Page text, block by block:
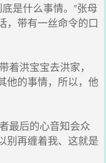
是什么事情。”张母
，带有一丝命令的口
洪宝宝去洪家，
他的事情，所以，他
最后的心音知会众
别再缠着我、这就是